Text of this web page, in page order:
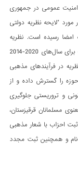
امنیت عمومی در جمهوری
فرمان مجلس در مورد "لایحه نظریه دولتی
ملی قرقیزستان" از 30 ژوئن سال 2011 به امضا رسیده است. نظریه
سیاست دولتی جمهوری قرقیزستان در حوزه مذهب برای سال‌های 2020-2014
در فرآیندهای مذهبی
را گسترش داده و از
و تروریستی جلوگیری
مسلمانان قرقیزستان،
احزاب با شعار مذهبی
و همچنین ثبت مجدد